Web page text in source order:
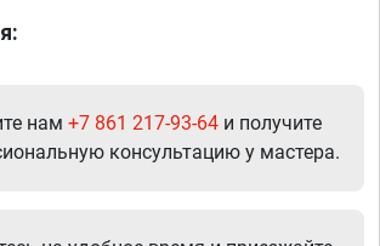
нам +7 861 217-93-64 и получите
консультацию у мастера.